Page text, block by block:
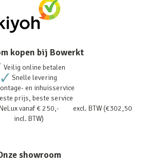
kopen bij Bowerkt
Veilig online betalen
Snelle levering
en inhuisservice
prijs, beste service
vanaf € 250,- excl. BTW (€302,50
incl. BTW)
showroom